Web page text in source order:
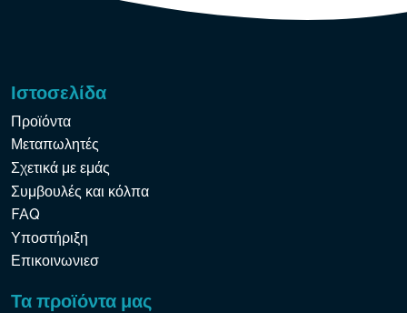
Ιστοσελίδα
Προϊόντα
Μεταπωλητές
Σχετικά με εμάς
Συμβουλές και κόλπα
FAQ
Υποστήριξη
Επικοινωνιεσ
Τα προϊόντα μας